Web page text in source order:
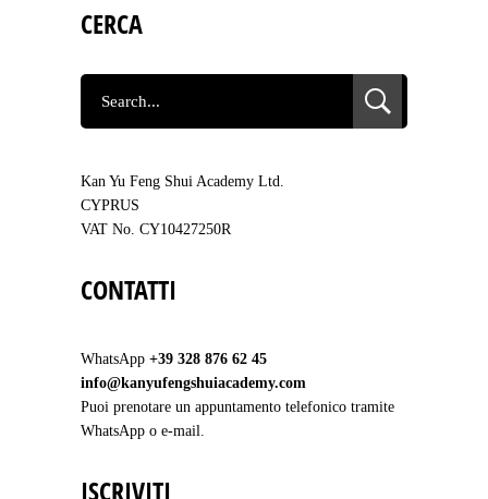
CERCA
SEARCH
FOR:
Kan Yu Feng Shui Academy Ltd.
CYPRUS
VAT No. CY10427250R
CONTATTI
WhatsApp +39 328 876 62 45
info@kanyufengshuiacademy.com
Puoi prenotare un appuntamento telefonico tramite
WhatsApp o e-mail.
ISCRIVITI